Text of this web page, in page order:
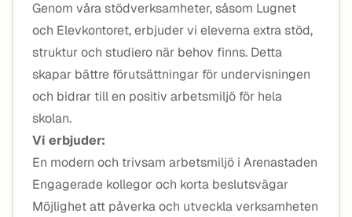
Genom våra stödverksamheter, såsom Lugnet
och Elevkontoret, erbjuder vi eleverna extra stöd,
struktur och studiero när behov finns. Detta
skapar bättre förutsättningar för undervisningen
och bidrar till en positiv arbetsmiljö för hela
skolan.
Vi erbjuder:
En modern och trivsam arbetsmiljö i Arenastaden
Engagerade kollegor och korta beslutsvägar
Möjlighet att påverka och utveckla verksamheten